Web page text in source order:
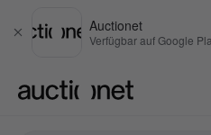
Schließen
Auctionet
Verfügbar auf Google